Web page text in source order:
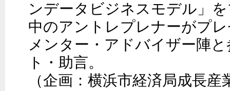
ンデータビジネスモデル」
中のアントレプレナーがプ
メンター・アドバイザー陣
ト・助言。
（企画：横浜市経済局成長産